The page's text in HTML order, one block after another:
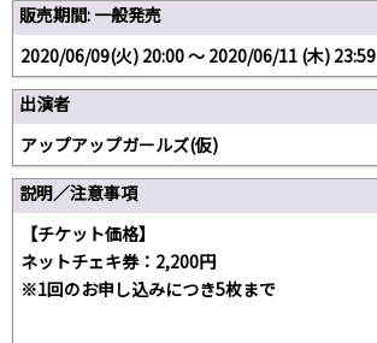
販売期間: 一般発売
2020/06/09(火) 20:00 〜 2020/06/11 (木) 23:59
出演者
アップアップガールズ(仮)
説明／注意事項
【チケット価格】
ネットチェキ券：2,200円
※1回のお申し込みにつき5枚まで